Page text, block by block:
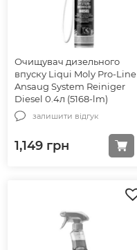
Очищувач дизельного
впуску Liqui Moly Pro-Line
Ansaug System Reiniger
Diesel 0.4л (5168-lm)
залишити відгук
1,149 грн